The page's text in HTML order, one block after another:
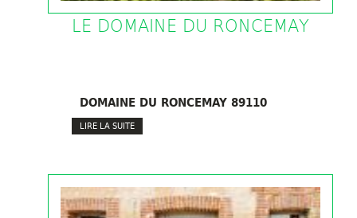
LE DOMAINE DU RONCEMAY
DOMAINE DU RONCEMAY 89110
LIRE LA SUITE